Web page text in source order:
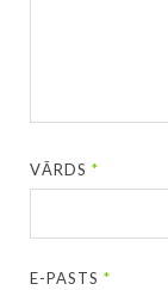
VĀRDS*
E-PASTS*